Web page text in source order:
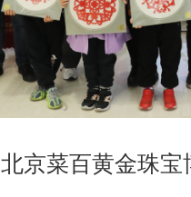
北京菜百黄金珠